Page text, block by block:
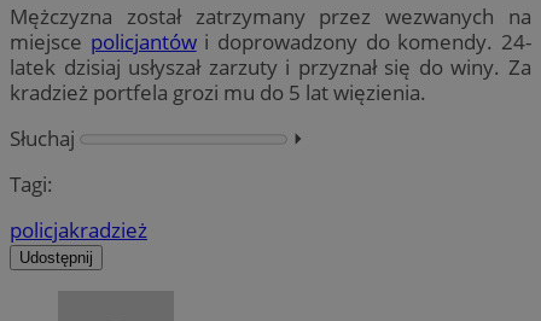
Mężczyzna został zatrzymany przez wezwanych na
miejsce policjantówi doprowadzony do komendy. 24-
latek dzisiaj usłyszał zarzuty i przyznał się do winy. Za
kradzież portfela grozi mu do 5 lat więzienia.
Słuchaj
⏵︎
Tagi:
policjakradzież
Udostępnij